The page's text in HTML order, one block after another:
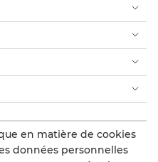
en matière de cookies
données personnelles